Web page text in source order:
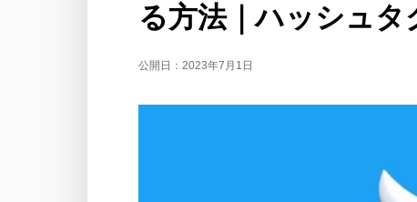
る方法｜ハッシュタ
公開日：2023年7月1日